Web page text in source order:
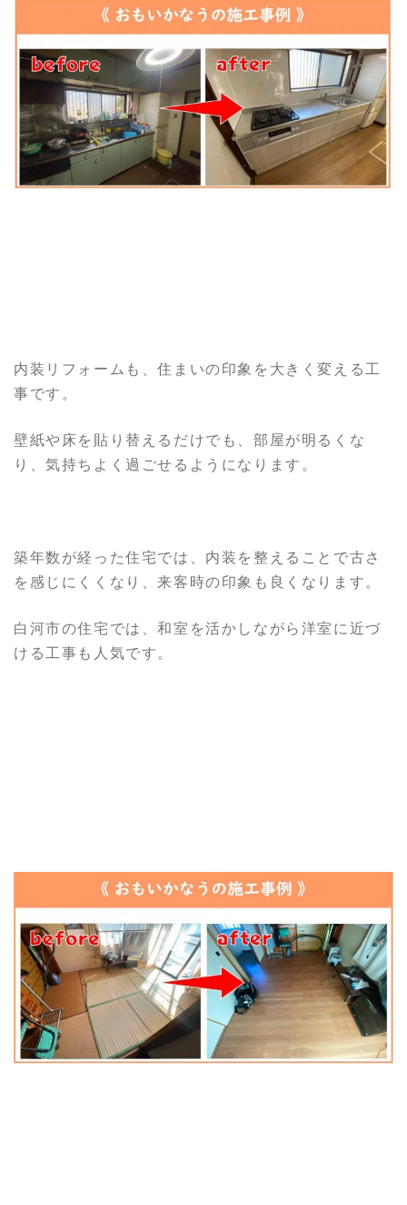
内装リフォームも、住まいの印象を大きく変える工
事です。
壁紙や床を貼り替えるだけでも、部屋が明るくな
り、気持ちよく過ごせるようになります。
築年数が経った住宅では、内装を整えることで古さ
を感じにくくなり、来客時の印象も良くなります。
白河市の住宅では、和室を活かしながら洋室に近づ
ける工事も人気です。